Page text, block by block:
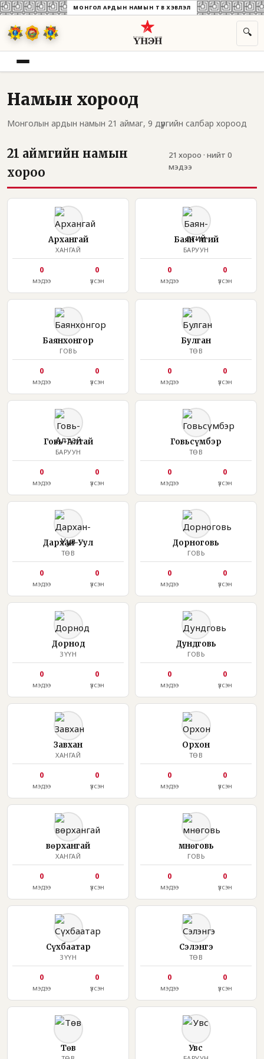
МОНГОЛ АРДЫН НАМЫН ТӨВ ХЭВЛЭЛ
🔍
Намын хороод
Монголын ардын намын 21 аймаг, 9 дүүргийн салбар хороод
21 аймгийн намын
хороо
21 хороо · нийт 0
мэдээ
Архангай
ХАНГАЙ
0
мэдээ
0
үзсэн
Баян-Өлгий
БАРУУН
0
мэдээ
0
үзсэн
Баянхонгор
ГОВЬ
0
мэдээ
0
үзсэн
Булган
ТӨВ
0
мэдээ
0
үзсэн
Говь-Алтай
БАРУУН
0
мэдээ
0
үзсэн
Говьсүмбэр
ТӨВ
0
мэдээ
0
үзсэн
Дархан-Уул
ТӨВ
0
мэдээ
0
үзсэн
Дорноговь
ГОВЬ
0
мэдээ
0
үзсэн
Дорнод
ЗҮҮН
0
мэдээ
0
үзсэн
Дундговь
ГОВЬ
0
мэдээ
0
үзсэн
Завхан
ХАНГАЙ
0
мэдээ
0
үзсэн
Орхон
ТӨВ
0
мэдээ
0
үзсэн
Өвөрхангай
ХАНГАЙ
0
мэдээ
0
үзсэн
Өмнөговь
ГОВЬ
0
мэдээ
0
үзсэн
Сүхбаатар
ЗҮҮН
0
мэдээ
0
үзсэн
Сэлэнгэ
ТӨВ
0
мэдээ
0
үзсэн
Төв Увс